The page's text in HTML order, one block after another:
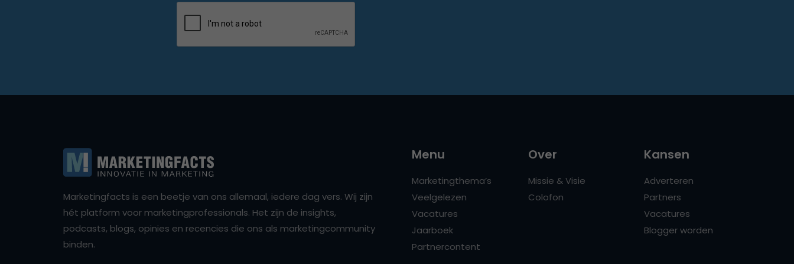
Marketingfacts is een beetje van ons allemaal, iedere dag vers. Wij zijn
hét platform voor marketingprofessionals. Het zijn de insights,
podcasts, blogs, opinies en recencies die ons als marketingcommunity
binden.
Menu
Marketingthema’s
Veelgelezen
Vacatures
Jaarboek
Partnercontent
Over
Missie & Visie
Colofon
Kansen
Adverteren
Partners
Vacatures
Blogger worden